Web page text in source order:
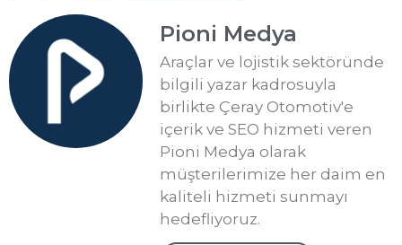
Pioni Medya
Araçlar ve lojistik sektöründe
bilgili yazar kadrosuyla
birlikte Çeray Otomotiv'e
içerik ve SEO hizmeti veren
Pioni Medya olarak
müşterilerimize her daim en
kaliteli hizmeti sunmayı
hedefliyoruz.